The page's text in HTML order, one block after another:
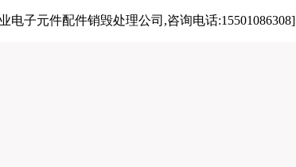
电子元件配件销毁处理公司,咨询电话:15501086308]